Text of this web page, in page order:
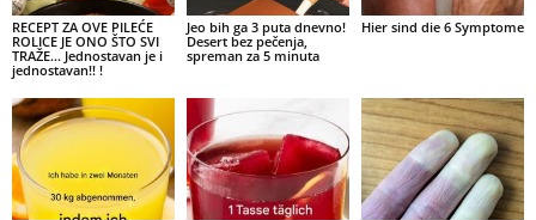
RECEPT ZA OVE PILEĆE
ROLICE JE ONO ŠTO SVI
TRAŽE… Jednostavan je i
jednostavan!! !
Jeo bih ga 3 puta dnevno!
Desert bez pečenja,
spreman za 5 minuta
Hier sind die 6 Symptome